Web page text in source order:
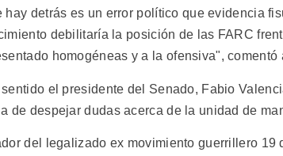
hay detrás es un error político que evidencia
debilitaría la posición de las FARC
homogéneas y a la ofensiva",
sentido el presidente del Senado, Fabio
de despejar dudas acerca de la unidad de
del legalizado ex movimiento guerrillero